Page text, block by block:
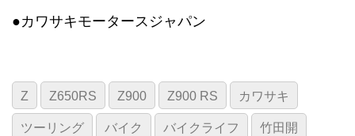
●カワサキモータースジャパン
Z Z650RS Z900 Z900 RS カワサキ
ツーリング バイク バイクライフ 竹田開